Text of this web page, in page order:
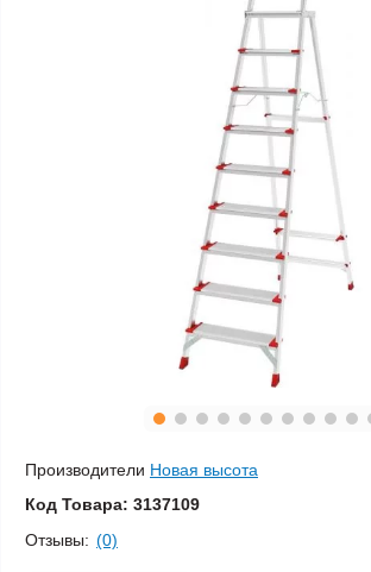
Производители Новая высота
Код Товара: 3137109
Отзывы: (0)